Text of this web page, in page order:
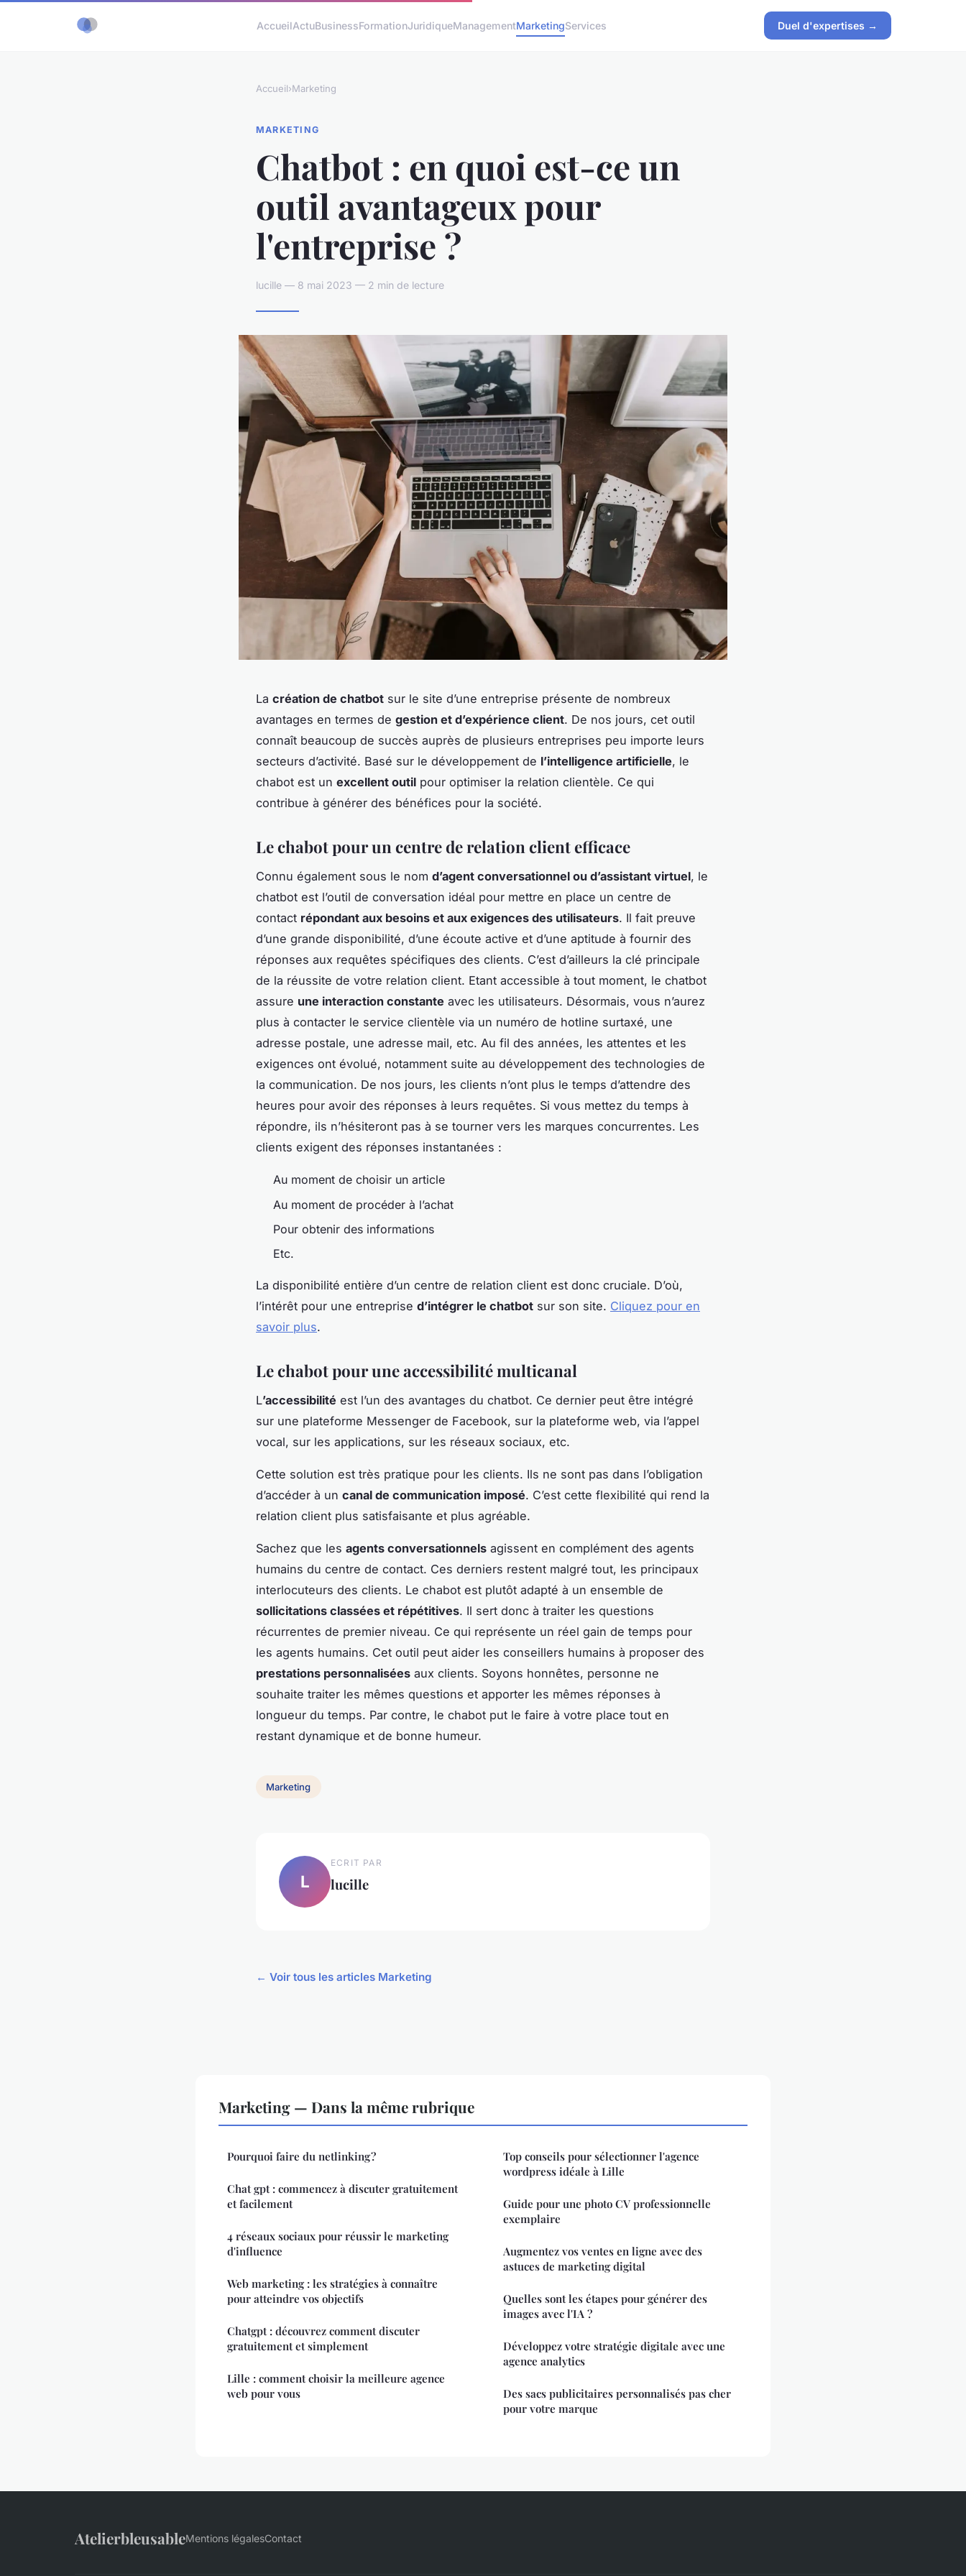
AccueilActuBusinessFormationJuridiqueManagementMarketingServices Duel d'expertises →
Accueil›Marketing
MARKETING
Chatbot : en quoi est-ce un
outil avantageux pour
l'entreprise ?
lucille — 8 mai 2023 — 2 min de lecture
La création de chatbot sur le site d’une entreprise présente de nombreux
avantages en termes de gestion et d’expérience client. De nos jours, cet outil
connaît beaucoup de succès auprès de plusieurs entreprises peu importe leurs
secteurs d’activité. Basé sur le développement de l’intelligence artificielle, le
chabot est un excellent outil pour optimiser la relation clientèle. Ce qui
contribue à générer des bénéfices pour la société.
Le chabot pour un centre de relation client efficace
Connu également sous le nom d’agent conversationnel ou d’assistant virtuel, le
chatbot est l’outil de conversation idéal pour mettre en place un centre de
contact répondant aux besoins et aux exigences des utilisateurs. Il fait preuve
d’une grande disponibilité, d’une écoute active et d’une aptitude à fournir des
réponses aux requêtes spécifiques des clients. C’est d’ailleurs la clé principale
de la réussite de votre relation client. Etant accessible à tout moment, le chatbot
assure une interaction constante avec les utilisateurs. Désormais, vous n’aurez
plus à contacter le service clientèle via un numéro de hotline surtaxé, une
adresse postale, une adresse mail, etc. Au fil des années, les attentes et les
exigences ont évolué, notamment suite au développement des technologies de
la communication. De nos jours, les clients n’ont plus le temps d’attendre des
heures pour avoir des réponses à leurs requêtes. Si vous mettez du temps à
répondre, ils n’hésiteront pas à se tourner vers les marques concurrentes. Les
clients exigent des réponses instantanées :
Au moment de choisir un article
Au moment de procéder à l’achat
Pour obtenir des informations
Etc.
La disponibilité entière d’un centre de relation client est donc cruciale. D’où,
l’intérêt pour une entreprise d’intégrer le chatbot sur son site. Cliquez pour en
savoir plus.
Le chabot pour une accessibilité multicanal
L’accessibilité est l’un des avantages du chatbot. Ce dernier peut être intégré
sur une plateforme Messenger de Facebook, sur la plateforme web, via l’appel
vocal, sur les applications, sur les réseaux sociaux, etc.
Cette solution est très pratique pour les clients. Ils ne sont pas dans l’obligation
d’accéder à un canal de communication imposé. C’est cette flexibilité qui rend la
relation client plus satisfaisante et plus agréable.
Sachez que les agents conversationnels agissent en complément des agents
humains du centre de contact. Ces derniers restent malgré tout, les principaux
interlocuteurs des clients. Le chabot est plutôt adapté à un ensemble de
sollicitations classées et répétitives. Il sert donc à traiter les questions
récurrentes de premier niveau. Ce qui représente un réel gain de temps pour
les agents humains. Cet outil peut aider les conseillers humains à proposer des
prestations personnalisées aux clients. Soyons honnêtes, personne ne
souhaite traiter les mêmes questions et apporter les mêmes réponses à
longueur du temps. Par contre, le chabot put le faire à votre place tout en
restant dynamique et de bonne humeur.
Marketing
L
ECRIT PAR
lucille
← Voir tous les articles Marketing
Marketing — Dans la même rubrique
Pourquoi faire du netlinking ?
Chat gpt : commencez à discuter gratuitement
et facilement
4 réseaux sociaux pour réussir le marketing
d'influence
Web marketing : les stratégies à connaître
pour atteindre vos objectifs
Chatgpt : découvrez comment discuter
gratuitement et simplement
Lille : comment choisir la meilleure agence
web pour vous
Top conseils pour sélectionner l'agence
wordpress idéale à Lille
Guide pour une photo CV professionnelle
exemplaire
Augmentez vos ventes en ligne avec des
astuces de marketing digital
Quelles sont les étapes pour générer des
images avec l'IA ?
Développez votre stratégie digitale avec une
agence analytics
Des sacs publicitaires personnalisés pas cher
pour votre marque
AtelierbleusableMentions légalesContact